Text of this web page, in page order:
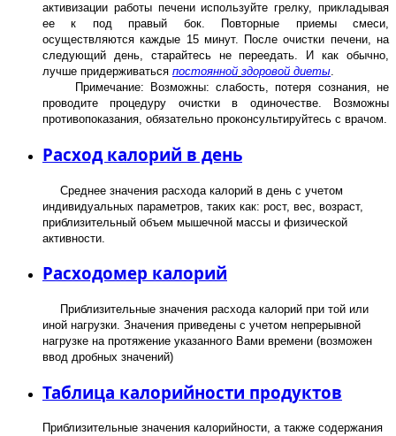
активизации работы печени используйте грелку, прикладывая
ее к под правый бок. Повторные приемы смеси,
осуществляются каждые 15 минут. После очистки печени, на
следующий день, старайтесь не переедать. И как обычно,
лучше придерживаться постоянной здоровой диеты.
Примечание: Возможны: слабость, потеря сознания, не
проводите процедуру очистки в одиночестве. Возможны
противопоказания, обязательно проконсультируйтесь с врачом.
Расход калорий в день
Среднее значения расхода калорий в день с учетом
индивидуальных параметров, таких как: рост, вес, возраст,
приблизительный объем мышечной массы и физической
активности.
Расходомер калорий
Приблизительные значения расхода калорий при той или
иной нагрузки. Значения приведены с учетом непрерывной
нагрузке на протяжение указанного Вами времени (возможен
ввод дробных значений)
Таблица калорийности продуктов
Приблизительные значения калорийности, а также содержания